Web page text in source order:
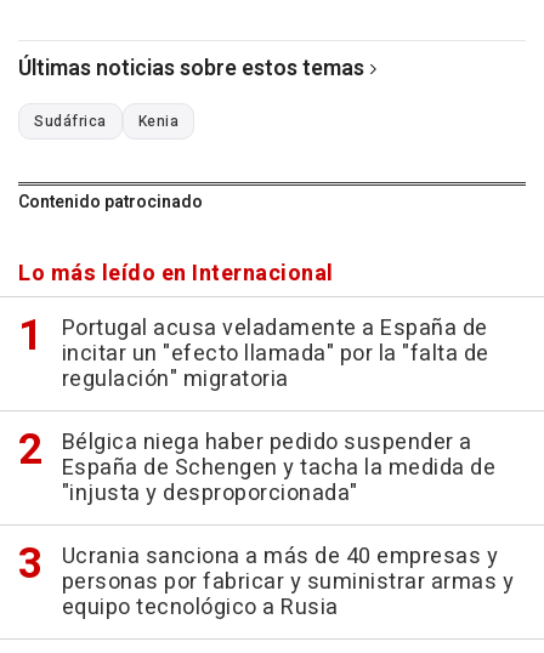
Últimas noticias sobre estos temas
Sudáfrica Kenia
Contenido patrocinado
Lo más leído en Internacional
Portugal acusa veladamente a España de
incitar un "efecto llamada" por la "falta de
regulación" migratoria
Bélgica niega haber pedido suspender a
España de Schengen y tacha la medida de
"injusta y desproporcionada"
Ucrania sanciona a más de 40 empresas y
personas por fabricar y suministrar armas y
equipo tecnológico a Rusia